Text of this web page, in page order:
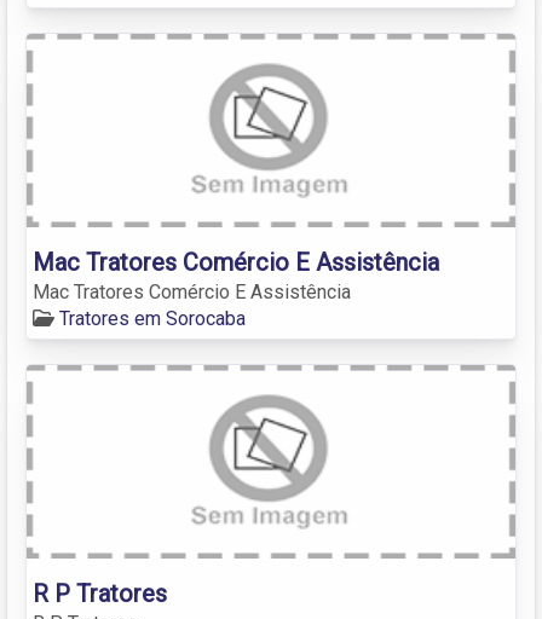
Mac Tratores Comércio E Assistência
Mac Tratores Comércio E Assistência
Tratores em Sorocaba
R P Tratores